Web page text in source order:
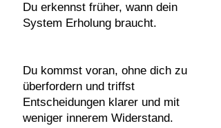
Du erkennst früher, wann dein
System Erholung braucht.
Du kommst voran, ohne dich zu
überfordern und triffst
Entscheidungen klarer und mit
weniger innerem Widerstand.